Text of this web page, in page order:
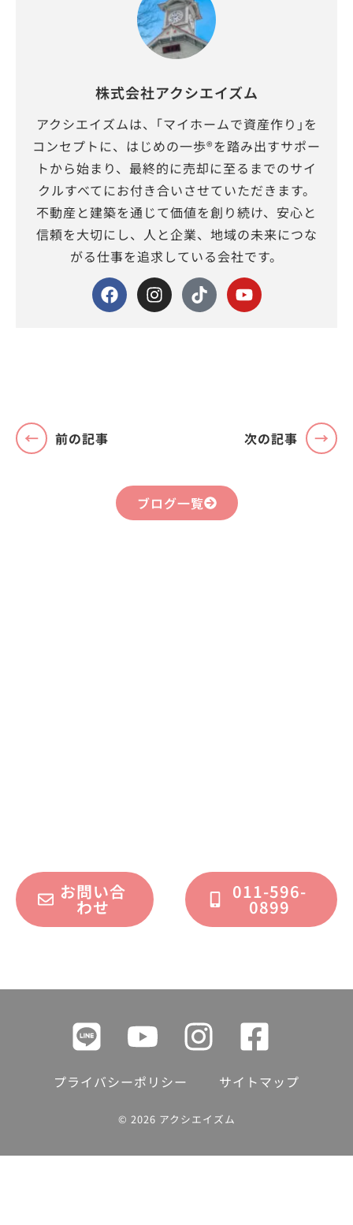
株式会社アクシエイズム
アクシエイズムは、｢マイホームで資産作り｣を
コンセプトに、はじめの一歩®を踏み出すサポー
トから始まり、最終的に売却に至るまでのサイ
クルすべてにお付き合いさせていただきます。
不動産と建築を通じて価値を創り続け、安心と
信頼を大切にし、人と企業、地域の未来につな
がる仕事を追求している会社です。
前の記事 次の記事
ブログ一覧
お問い合
わせ
011-596-
0899
プライバシーポリシー サイトマップ
© 2026 アクシエイズム